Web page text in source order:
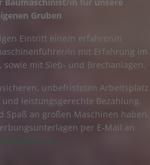
Gruben
Eintritt eine/n erfahren/n
in mit Erfahrung im
mit Sieb- und Brechanlagen.
unbefristeten Arbeitsplatz
leistungsgerechte Bezahlung.
Spaß an großen Maschinen haben,
per E-Mail an